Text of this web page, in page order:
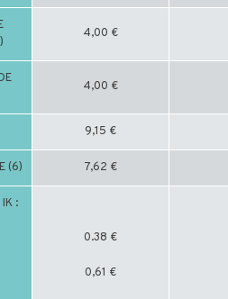
4,00 €
4,00 €
9,15 €
(6) 7,62 €
:
0.38 €
0,61 €